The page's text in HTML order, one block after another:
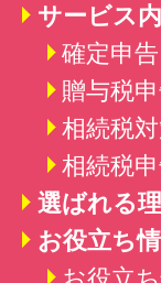
サービス
確定申告
贈与税
相続税対
相続税申
選ばれる
お役立ち